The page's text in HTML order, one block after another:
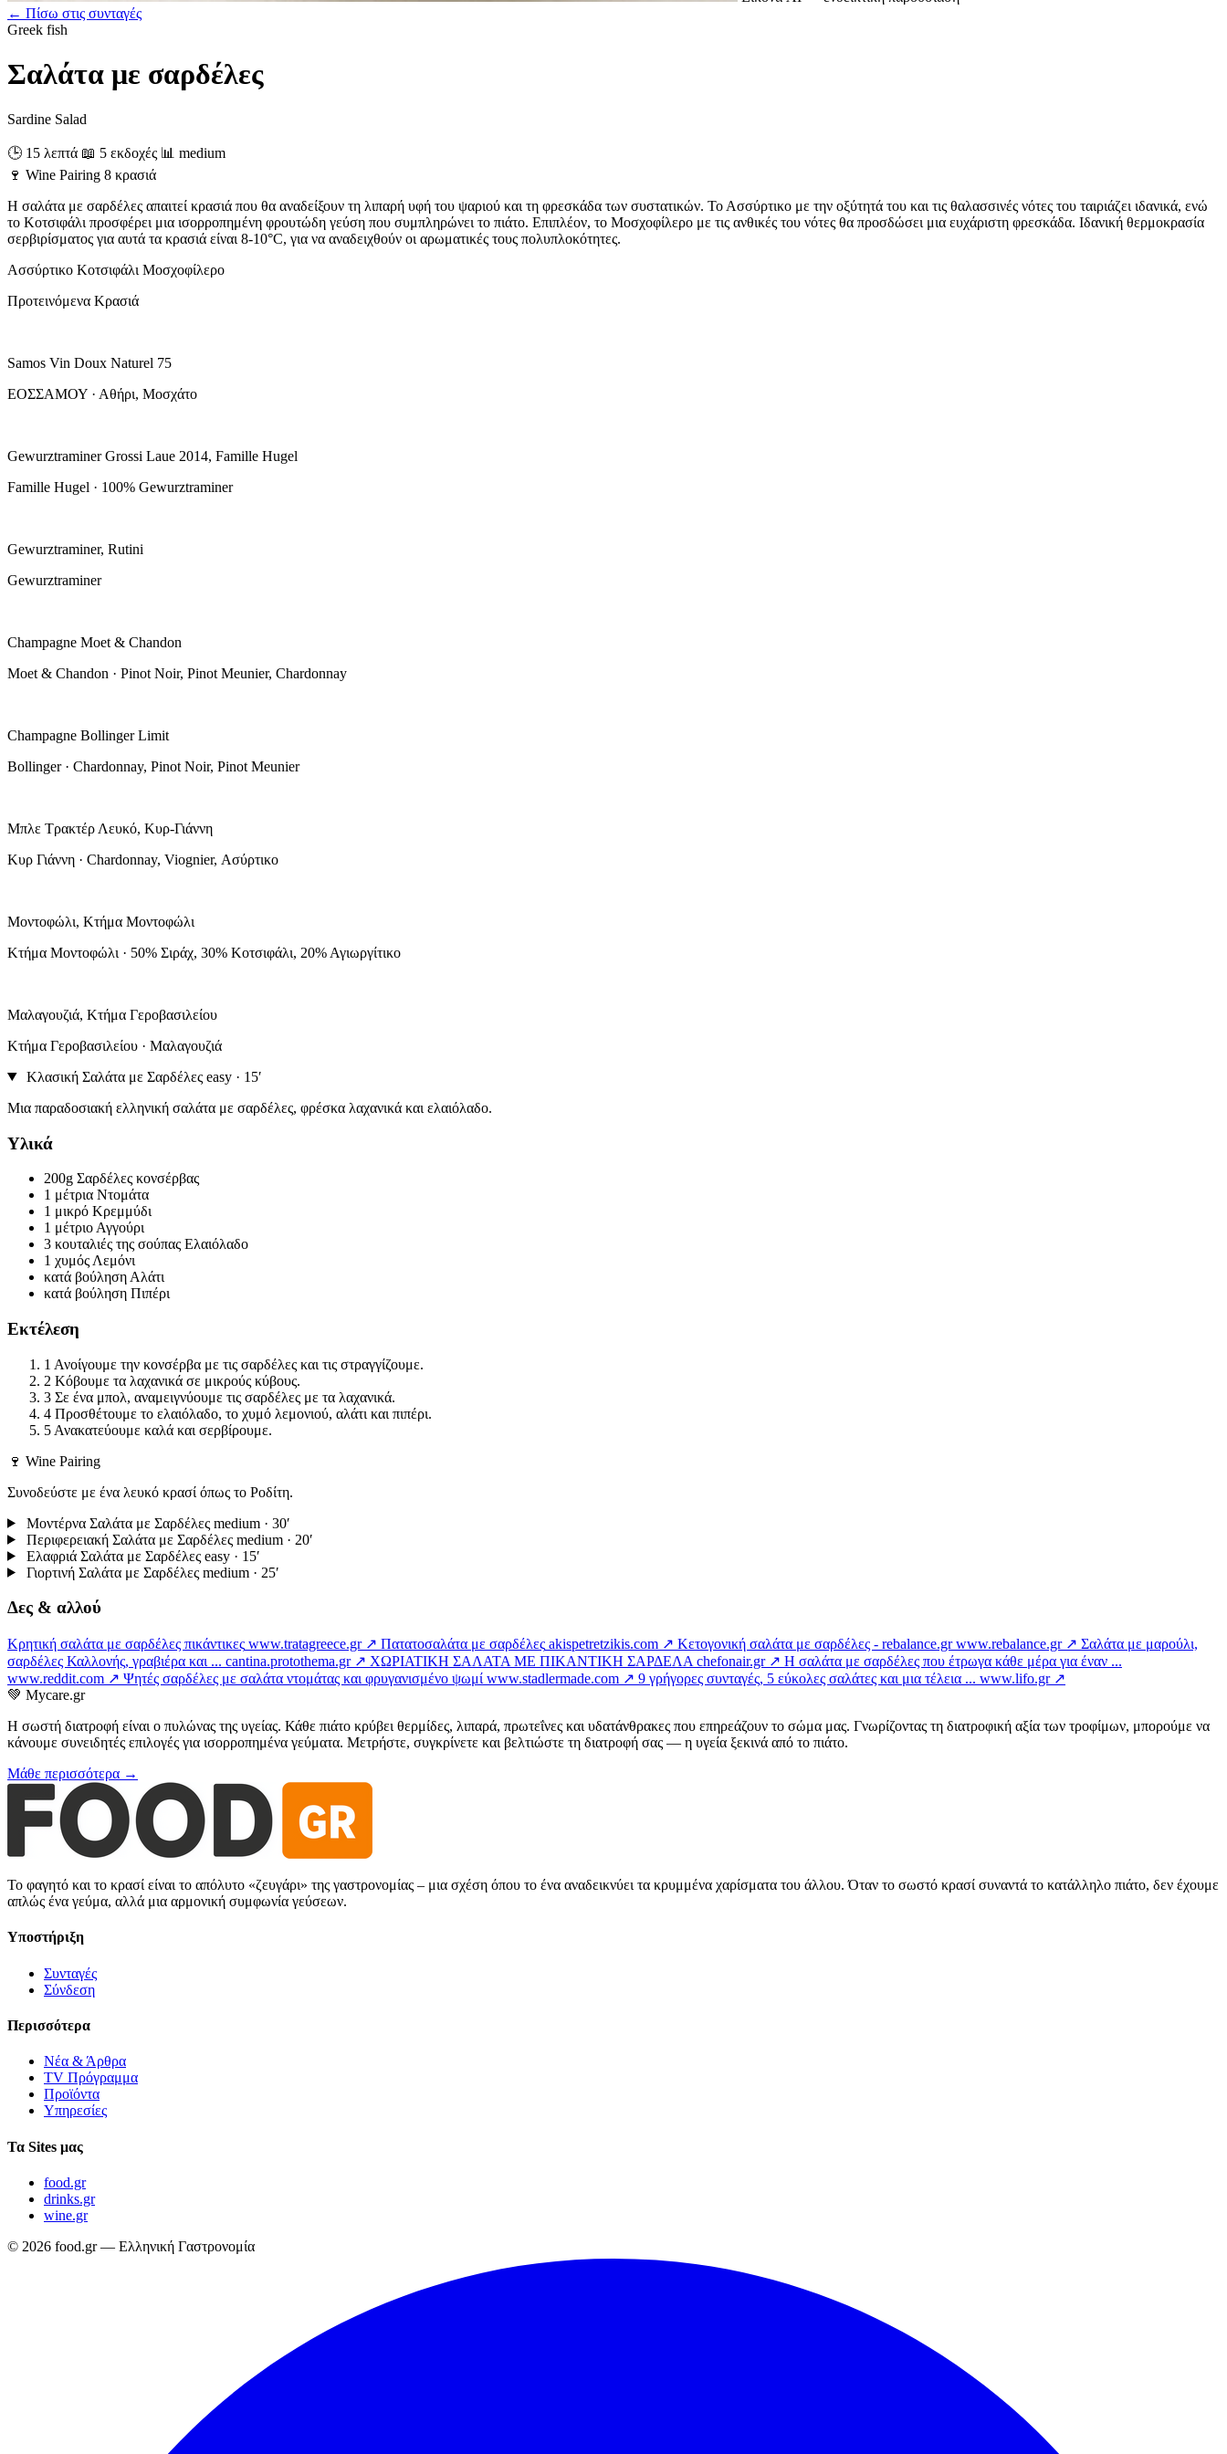
← Πίσω στις συνταγές
Greek fish
Σαλάτα με σαρδέλες
Sardine Salad
🕒 15 λεπτά 📖 5 εκδοχές 📊 medium
🍷 Wine Pairing 8 κρασιά
Η σαλάτα με σαρδέλες απαιτεί κρασιά που θα αναδείξουν τη λιπαρή υφή του ψαριού και τη φρεσκάδα των συστατικών. Το Ασσύρτικο με την οξύτητά του και τις θαλασσινές νότες του ταιριάζει ιδανικά, ενώ
το Κοτσιφάλι προσφέρει μια ισορροπημένη φρουτώδη γεύση που συμπληρώνει το πιάτο. Επιπλέον, το Μοσχοφίλερο με τις ανθικές του νότες θα προσδώσει μια ευχάριστη φρεσκάδα. Ιδανική θερμοκρασία
σερβιρίσματος για αυτά τα κρασιά είναι 8-10°C, για να αναδειχθούν οι αρωματικές τους πολυπλοκότητες.
Ασσύρτικο Κοτσιφάλι Μοσχοφίλερο
Προτεινόμενα Κρασιά
Samos Vin Doux Naturel 75
ΕΟΣΣΑΜΟΥ · Αθήρι, Μοσχάτο
Gewurztraminer Grossi Laue 2014, Famille Hugel
Famille Hugel · 100% Gewurztraminer
Gewurztraminer, Rutini
Gewurztraminer
Champagne Moet & Chandon
Moet & Chandon · Pinot Noir, Pinot Meunier, Chardonnay
Champagne Bollinger Limit
Bollinger · Chardonnay, Pinot Noir, Pinot Meunier
Μπλε Τρακτέρ Λευκό, Κυρ-Γιάννη
Κυρ Γιάννη · Chardonnay, Viognier, Ασύρτικο
Μοντοφώλι, Κτήμα Μοντοφώλι
Κτήμα Μοντοφώλι · 50% Σιράχ, 30% Κοτσιφάλι, 20% Αγιωργίτικο
Μαλαγουζιά, Κτήμα Γεροβασιλείου
Κτήμα Γεροβασιλείου · Μαλαγουζιά
Κλασική Σαλάτα με Σαρδέλες easy · 15′
Μια παραδοσιακή ελληνική σαλάτα με σαρδέλες, φρέσκα λαχανικά και ελαιόλαδο.
Υλικά
200g Σαρδέλες κονσέρβας
1 μέτρια Ντομάτα
1 μικρό Κρεμμύδι
1 μέτριο Αγγούρι
3 κουταλιές της σούπας Ελαιόλαδο
1 χυμός Λεμόνι
κατά βούληση Αλάτι
κατά βούληση Πιπέρι
Εκτέλεση
1 Ανοίγουμε την κονσέρβα με τις σαρδέλες και τις στραγγίζουμε.
2 Κόβουμε τα λαχανικά σε μικρούς κύβους.
3 Σε ένα μπολ, αναμειγνύουμε τις σαρδέλες με τα λαχανικά.
4 Προσθέτουμε το ελαιόλαδο, το χυμό λεμονιού, αλάτι και πιπέρι.
5 Ανακατεύουμε καλά και σερβίρουμε.
🍷 Wine Pairing
Συνοδεύστε με ένα λευκό κρασί όπως το Ροδίτη.
Μοντέρνα Σαλάτα με Σαρδέλες medium · 30′
Περιφερειακή Σαλάτα με Σαρδέλες medium · 20′
Ελαφριά Σαλάτα με Σαρδέλες easy · 15′
Γιορτινή Σαλάτα με Σαρδέλες medium · 25′
Δες & αλλού
Κρητική σαλάτα με σαρδέλες πικάντικες www.tratagreece.gr ↗ Πατατοσαλάτα με σαρδέλες akispetretzikis.com ↗ Κετογονική σαλάτα με σαρδέλες - rebalance.gr www.rebalance.gr ↗ Σαλάτα με μαρούλι,
σαρδέλες Καλλονής, γραβιέρα και ... cantina.protothema.gr ↗ ΧΩΡΙΑΤΙΚΗ ΣΑΛΑΤΑ ΜΕ ΠΙΚΑΝΤΙΚΗ ΣΑΡΔΕΛΑ chefonair.gr ↗ Η σαλάτα με σαρδέλες που έτρωγα κάθε μέρα για έναν ...
www.reddit.com ↗ Ψητές σαρδέλες με σαλάτα ντομάτας και φρυγανισμένο ψωμί www.stadlermade.com ↗ 9 γρήγορες συνταγές, 5 εύκολες σαλάτες και μια τέλεια ... www.lifo.gr ↗
💚 Mycare.gr
Η σωστή διατροφή είναι ο πυλώνας της υγείας. Κάθε πιάτο κρύβει θερμίδες, λιπαρά, πρωτεΐνες και υδατάνθρακες που επηρεάζουν το σώμα μας. Γνωρίζοντας τη διατροφική αξία των τροφίμων, μπορούμε να
κάνουμε συνειδητές επιλογές για ισορροπημένα γεύματα. Μετρήστε, συγκρίνετε και βελτιώστε τη διατροφή σας — η υγεία ξεκινά από το πιάτο.
Μάθε περισσότερα →
Το φαγητό και το κρασί είναι το απόλυτο «ζευγάρι» της γαστρονομίας – μια σχέση όπου το ένα αναδεικνύει τα κρυμμένα χαρίσματα του άλλου. Όταν το σωστό κρασί συναντά το κατάλληλο πιάτο, δεν έχουμε
απλώς ένα γεύμα, αλλά μια αρμονική συμφωνία γεύσεων.
Υποστήριξη
Συνταγές
Σύνδεση
Περισσότερα
Νέα & Άρθρα
TV Πρόγραμμα
Προϊόντα
Υπηρεσίες
Τα Sites μας
food.gr
drinks.gr
wine.gr
© 2026 food.gr — Ελληνική Γαστρονομία